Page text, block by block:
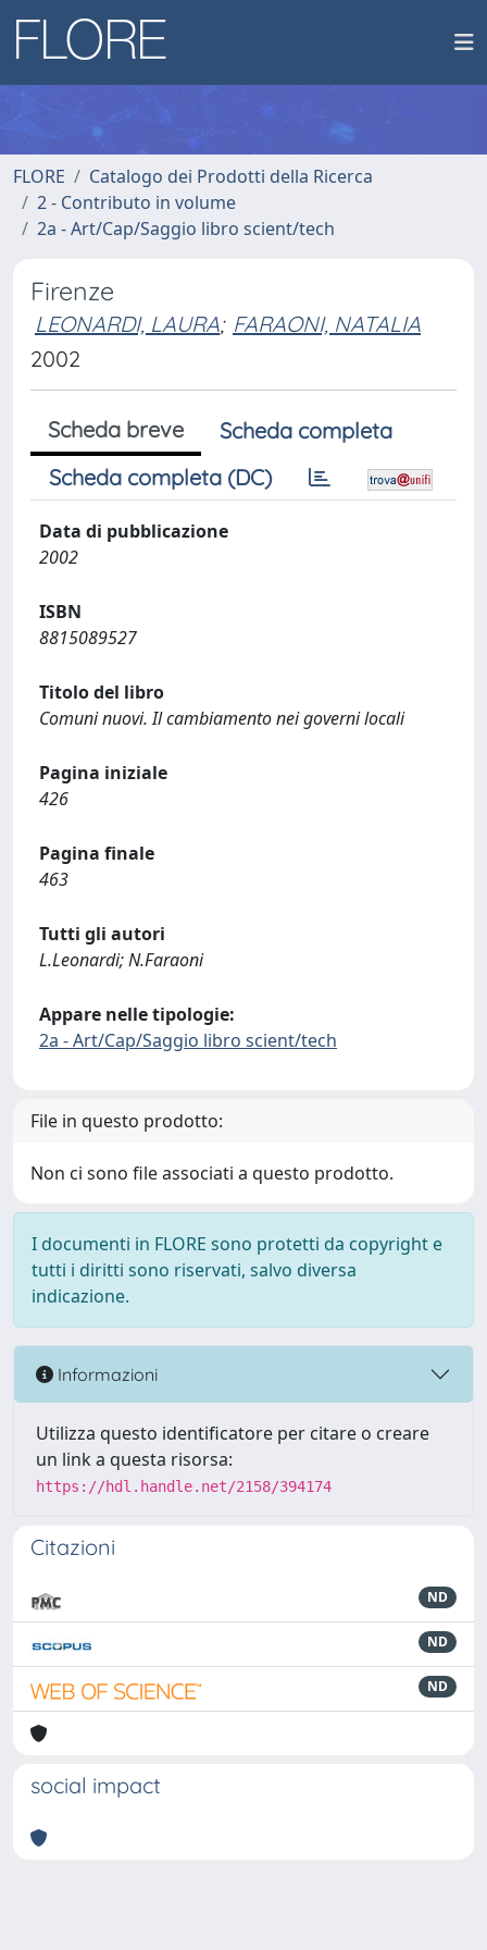
FLORE
Catalogo dei Prodotti della Ricerca
2 - Contributo in volume
2a - Art/Cap/Saggio libro scient/tech
Firenze
LEONARDI, LAURA; FARAONI, NATALIA
2002
Scheda breve
Scheda completa
Scheda completa (DC)
Data di pubblicazione
2002
ISBN
8815089527
Titolo del libro
Comuni nuovi. Il cambiamento nei governi locali
Pagina iniziale
426
Pagina finale
463
Tutti gli autori
L.Leonardi; N.Faraoni
Appare nelle tipologie:
2a - Art/Cap/Saggio libro scient/tech
File in questo prodotto:
Non ci sono file associati a questo prodotto.
I documenti in FLORE sono protetti da copyright e
tutti i diritti sono riservati, salvo diversa
indicazione.
Informazioni
Utilizza questo identificatore per citare o creare
un link a questa risorsa:
https://hdl.handle.net/2158/394174
Citazioni
ND
ND
ND
social impact